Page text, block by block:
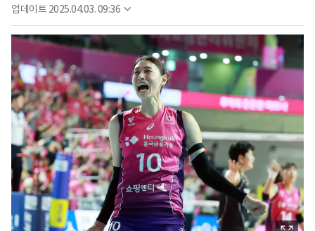
업데이트 2025.04.03. 09:36